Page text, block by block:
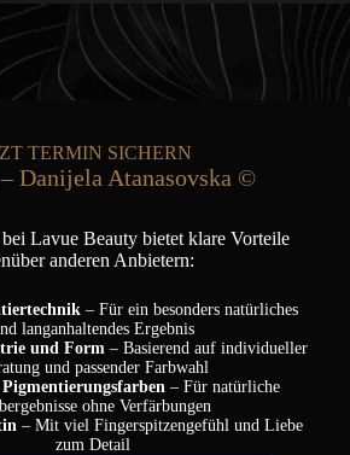
TERMIN SICHERN
Danijela Atanasovska ©
Lavue Beauty bietet klare Vorteile
anderen Anbietern:
– Für ein besonders natürliches
langanhaltendes Ergebnis
und Form – Basierend auf individueller
und passender Farbwahl
– Für natürliche
ohne Verfärbungen
– Mit viel Fingerspitzengefühl und Liebe
zum Detail